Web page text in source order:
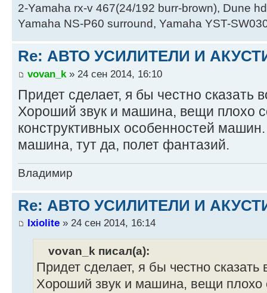
2-Yamaha rx-v 467(24/192 burr-brown), Dune
Yamaha NS-P60 surround, Yamaha YST-
Re: АВТО УСИЛИТЕЛИ И
vovan_k » 24 сен 2014, 16:10
Придет сделает, я бы честно сказать
Хороший звук и машина, вещи плохо
конструктивных особенностей
машина, тут да, полет фантазий.
Владимир
Re: АВТО УСИЛИТЕЛИ И
Ixiolite » 24 сен 2014, 16:14
vovan_k писал(а):
Придет сделает, я бы честно
Хороший звук и машина, вещи плохо